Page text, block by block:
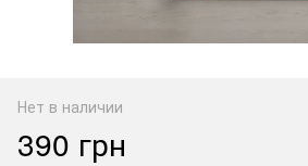
Нет в наличии
390 грн